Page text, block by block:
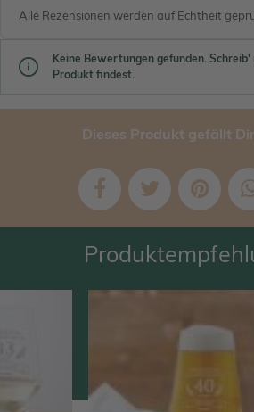
Alle Rezensionen werden auf Echtheit
Keine Bewertungen gefunden.
Produkt findest.
Dieses Produkt gefällt